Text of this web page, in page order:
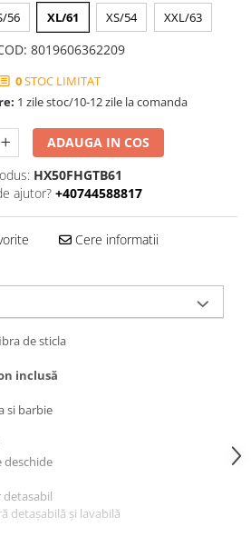
56 XL/61 XS/54 XXL/63
: 8019606362209
0STOC LIMITAT
1 zile stoc/10-12 zile la comanda
ADAUGA IN COS
HX50FHGTB61
ajutor? +40744588817
Cere informatii
de sticla
inclusă
si barbie
deschide
detașabilă și lavabilă